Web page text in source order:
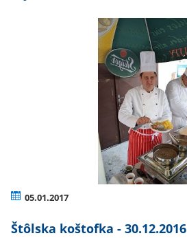
05.01.2017
Štôlska koštofka - 30.12.2016